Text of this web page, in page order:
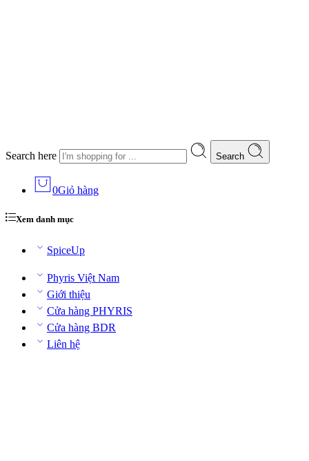
Search here Search
0Giỏ hàng
Xem danh mục
SpiceUp
Phyris Việt Nam
Giới thiệu
Cửa hàng PHYRIS
Cửa hàng BDR
Liên hệ